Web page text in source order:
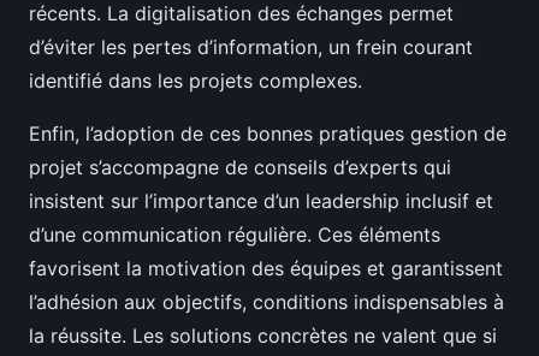
récents. La digitalisation des échanges permet
d’éviter les pertes d’information, un frein courant
identifié dans les projets complexes.
Enfin, l’adoption de ces bonnes pratiques gestion de
projet s’accompagne de conseils d’experts qui
insistent sur l’importance d’un leadership inclusif et
d’une communication régulière. Ces éléments
favorisent la motivation des équipes et garantissent
l’adhésion aux objectifs, conditions indispensables à
la réussite. Les solutions concrètes ne valent que si